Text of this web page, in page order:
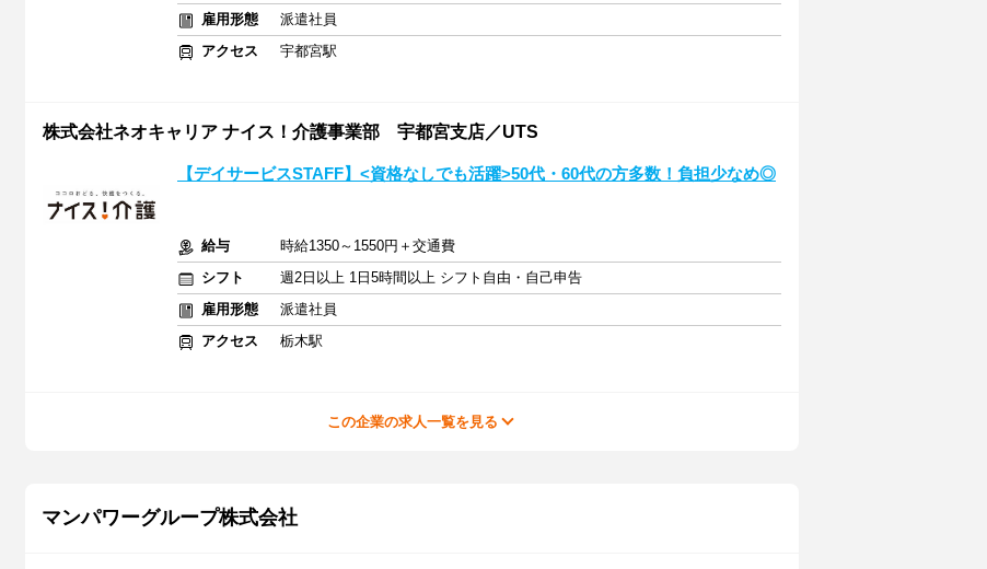
雇用形態
派遣社員
アクセス
宇都宮駅
株式会社ネオキャリア ナイス！介護事業部 宇都宮支店／UTS
【デイサービスSTAFF】<資格なしでも活躍>50代・60代の方多数！負担少なめ◎
給与
時給1350～1550円＋交通費
シフト
週2日以上 1日5時間以上 シフト自由・自己申告
雇用形態
派遣社員
アクセス
栃木駅
この企業の求人一覧を見る
マンパワーグループ株式会社